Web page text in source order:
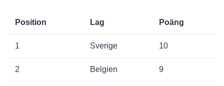
Position Lag Poäng
1 Sverige 10
2 Belgien 9